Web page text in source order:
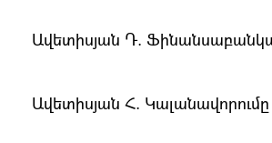
Ավետիսյան Դ.
Ավետիսյան Հ.